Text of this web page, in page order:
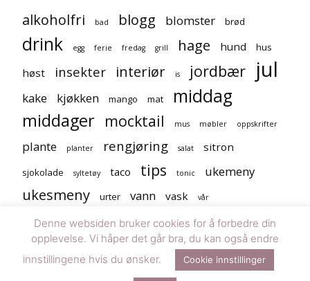
alkoholfri bad blogg blomster brød
drink egg ferie fredag grill hage hund hus
høst insekter interiør is jordbær jul
kake kjøkken mango mat middag
middager mocktail mus møbler oppskrifter
plante planter rengjøring salat sitron
sjokolade syltetøy taco tips tonic ukemeny
ukesmeny urter vann vask vår
Denne websiden bruker cookies for å forbedre din
opplevelse. Vi håper det går bra, du kan også endre
innstillingene hvis du ønsker.
Cookie innstillinger